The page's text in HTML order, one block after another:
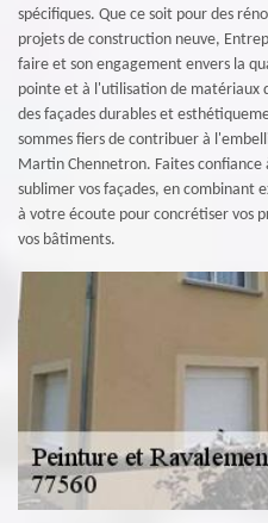
spécifiques. Que ce soit pour des
projets de construction neuve,
faire et son engagement envers la
pointe et à l'utilisation de matériaux
des façades durables et
sommes fiers de contribuer à
Martin Chennetron. Faites
sublimer vos façades, en combinant
à votre écoute pour concrétiser vos
vos bâtiments.